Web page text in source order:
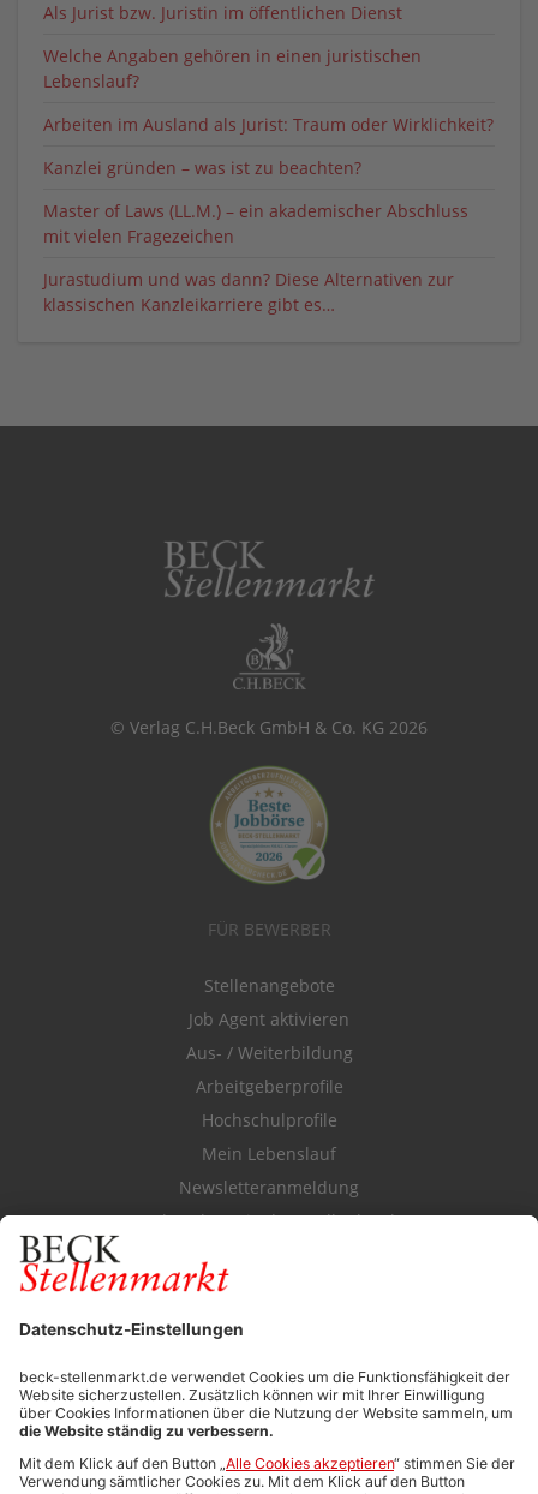
Als Jurist bzw. Juristin im öffentlichen Dienst
Welche Angaben gehören in einen juristischen
Lebenslauf?
Arbeiten im Ausland als Jurist: Traum oder Wirklichkeit?
Kanzlei gründen – was ist zu beachten?
Master of Laws (LL.M.) – ein akademischer Abschluss
mit vielen Fragezeichen
Jurastudium und was dann? Diese Alternativen zur
klassischen Kanzleikarriere gibt es…
© Verlag C.H.Beck GmbH & Co. KG 2026
FÜR BEWERBER
Stellenangebote
Job Agent aktivieren
Aus- / Weiterbildung
Arbeitgeberprofile
Hochschulprofile
Mein Lebenslauf
Newsletteranmeldung
Durchsuchen Sie den Stellenkatalog
FÜR ARBEITGEBER
Stellenmarktpreise
Anzeigen-AGB
Media-Daten
Newsletteranmeldung
Produktübersicht